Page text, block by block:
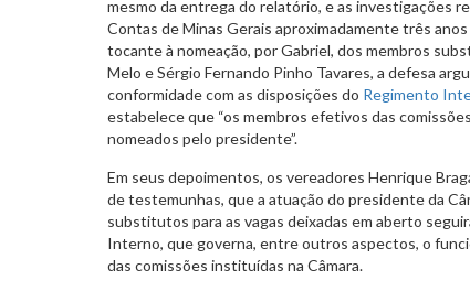
mesmo da entrega do relatório, e as investigações
Contas de Minas Gerais aproximadamente três
tocante à nomeação, por Gabriel, dos membros
Melo e Sérgio Fernando Pinho Tavares, a defesa
conformidade com as disposições do Regimento
estabelece que “os membros efetivos das
nomeados pelo presidente”.
Em seus depoimentos, os vereadores Henrique
de testemunhas, que a atuação do presidente da
substitutos para as vagas deixadas em aberto
Interno, que governa, entre outros aspectos, o
das comissões instituídas na Câmara.